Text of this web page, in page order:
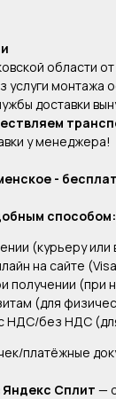
области
услуги
доставки
у менеджера!
-
способом:
(курьеру или
на сайте
получении (при
(для
НДС/без НДС
платёжные
Яндекс Сплит —